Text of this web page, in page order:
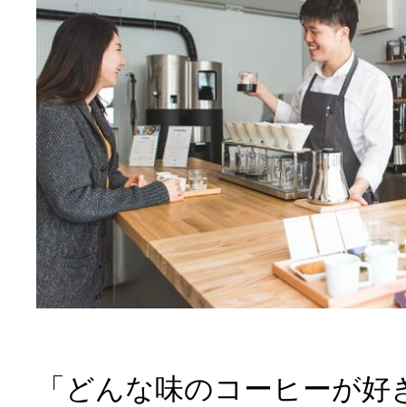
「どんな味のコーヒーが